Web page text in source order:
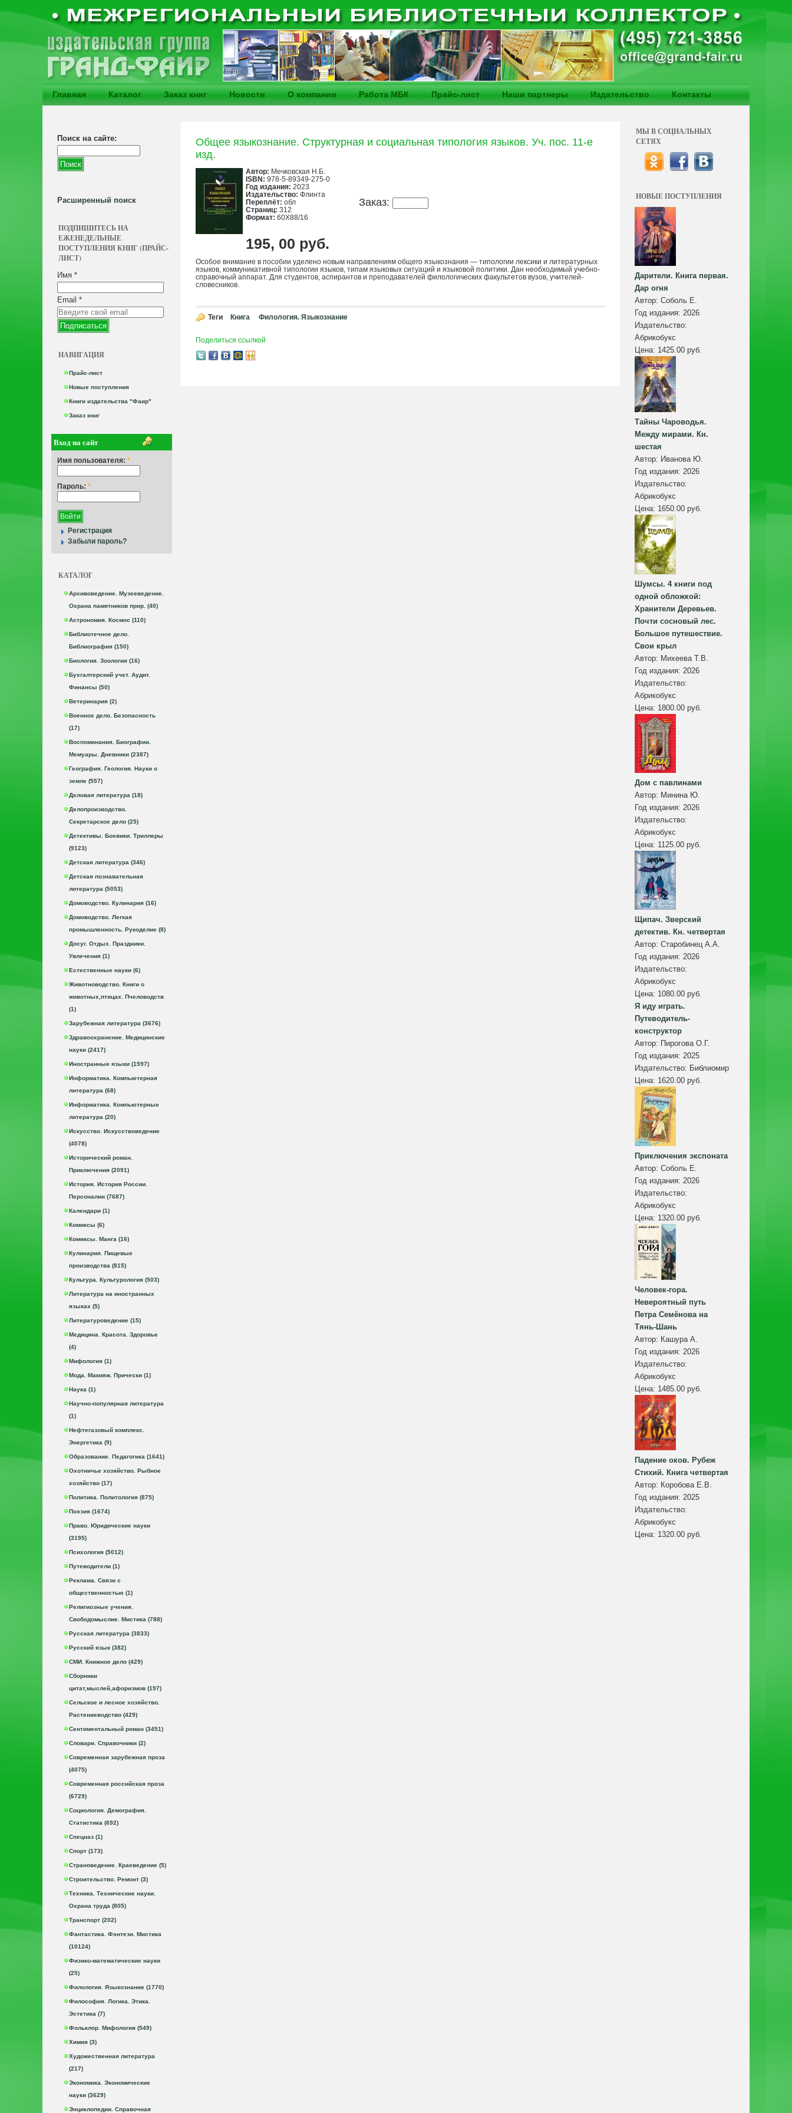
Главная Каталог Заказ книг Новости О компании Работа МБК Прайс-лист Наши партнеры Издательство Контакты
Поиск на сайте:
Расширенный поиск
ПОДПИШИТЕСЬ НА
ЕЖЕНЕДЕЛЬНЫЕ
ПОСТУПЛЕНИЯ КНИГ (ПРАЙС-
ЛИСТ)
Имя *
Email *
НАВИГАЦИЯ
Прайс-лист
Новые поступления
Книги издательства "Фаир"
Заказ книг
Вход на сайт
Имя пользователя: *
Пароль: *
Регистрация
Забыли пароль?
КАТАЛОГ
Архивоведение. Музееведение.
Охрана памятников прир. (40)
Астрономия. Космос (110)
Библиотечное дело.
Библиография (150)
Биология. Зоология (16)
Бухгалтерский учет. Аудит.
Финансы (50)
Ветеринария (2)
Военное дело. Безопасность
(17)
Воспоминания. Биографии.
Мемуары. Дневники (2387)
География. Геология. Науки о
земле (557)
Деловая литература (18)
Делопроизводство.
Секретарское дело (25)
Детективы. Боевики. Триллеры
(9123)
Детская литература (346)
Детская познавательная
литература (5053)
Домоводство. Кулинария (16)
Домоводство. Легкая
промышленность. Рукоделие (8)
Досуг. Отдых. Праздники.
Увлечения (1)
Естественные науки (6)
Животноводство. Книги о
животных,птицах. Пчеловодств
(1)
Зарубежная литература (3676)
Здравоохранение. Медицинские
науки (2417)
Иностранные языки (1597)
Информатика. Компьютерная
литература (68)
Информатика. Компьютерные
литература (20)
Искусство. Искусствоведение
(4078)
Исторический роман.
Приключения (2091)
История. История России.
Персоналии (7687)
Календари (1)
Комиксы (6)
Комиксы. Манга (16)
Кулинария. Пищевые
производства (815)
Культура. Культурология (503)
Литература на иностранных
языках (5)
Литературоведение (15)
Медицина. Красота. Здоровье
(4)
Мифология (1)
Мода. Макияж. Прически (1)
Наука (1)
Научно-популярная литература
(1)
Нефтегазовый комплекс.
Энергетика (9)
Образование. Педагогика (1641)
Охотничье хозяйство. Рыбное
хозяйство (17)
Политика. Политология (875)
Поэзия (1674)
Право. Юридические науки
(3195)
Психология (5012)
Путеводители (1)
Реклама. Связи с
общественностью (1)
Религиозные учения.
Свободомыслие. Мистика (788)
Русская литература (3833)
Русский язык (382)
СМИ. Книжное дело (429)
Сборники
цитат,мыслей,афоризмов (197)
Сельское и лесное хозяйство.
Растениеводство (429)
Сентиментальный роман (3451)
Словари. Справочники (2)
Современная зарубежная проза
(4075)
Современная российская проза
(6729)
Социология. Демография.
Статистика (692)
Спецназ (1)
Спорт (173)
Страноведение. Краеведение (5)
Строительство. Ремонт (3)
Техника. Технические науки.
Охрана труда (805)
Транспорт (202)
Фантастика. Фэнтези. Мистика
(10124)
Физико-математические науки
(25)
Филология. Языкознание (1770)
Философия. Логика. Этика.
Эстетика (7)
Фольклор. Мифология (549)
Химия (3)
Художественная литература
(217)
Экономика. Экономические
науки (3629)
Энциклопедии. Справочная
Общее языкознание. Структурная и социальная типология языков. Уч. пос. 11-е
изд.
Заказ:
Автор: Мечковская Н.Б.
ISBN: 978-5-89349-275-0
Год издания: 2023
Издательство: Флинта
Переплёт: обл
Страниц: 312
Формат: 60Х88/16
195, 00 руб.
Особое внимание в пособии уделено новым направлениям общего языкознания — типологии лексики и литературных
языков, коммуникативной типологии языков, типам языковых ситуаций и языковой политики. Дан необходимый учебно-
справочный аппарат. Для студентов, аспирантов и преподавателей филологических факультетов вузов, учителей-
словесников.
Теги Книга Филология. Языкознание
Поделиться ссылкой
МЫ В СОЦИАЛЬНЫХ
СЕТЯХ
НОВЫЕ ПОСТУПЛЕНИЯ
Дарители. Книга первая.
Дар огня
Автор: Соболь Е.
Год издания: 2026
Издательство:
Абрикобукс
Цена: 1425.00 руб.
Тайны Чароводья.
Между мирами. Кн.
шестая
Автор: Иванова Ю.
Год издания: 2026
Издательство:
Абрикобукс
Цена: 1650.00 руб.
Шумсы. 4 книги под
одной обложкой:
Хранители Деревьев.
Почти сосновый лес.
Большое путешествие.
Свои крыл
Автор: Михеева Т.В.
Год издания: 2026
Издательство:
Абрикобукс
Цена: 1800.00 руб.
Дом с павлинами
Автор: Минина Ю.
Год издания: 2026
Издательство:
Абрикобукс
Цена: 1125.00 руб.
Щипач. Зверский
детектив. Кн. четвертая
Автор: Старобинец А.А.
Год издания: 2026
Издательство:
Абрикобукс
Цена: 1080.00 руб.
Я иду играть.
Путеводитель-
конструктор
Автор: Пирогова О.Г.
Год издания: 2025
Издательство: Библиомир
Цена: 1620.00 руб.
Приключения экспоната
Автор: Соболь Е.
Год издания: 2026
Издательство:
Абрикобукс
Цена: 1320.00 руб.
Человек-гора.
Невероятный путь
Петра Семёнова на
Тянь-Шань
Автор: Кашура А.
Год издания: 2026
Издательство:
Абрикобукс
Цена: 1485.00 руб.
Падение оков. Рубеж
Стихий. Книга четвертая
Автор: Коробова Е.В.
Год издания: 2025
Издательство:
Абрикобукс
Цена: 1320.00 руб.